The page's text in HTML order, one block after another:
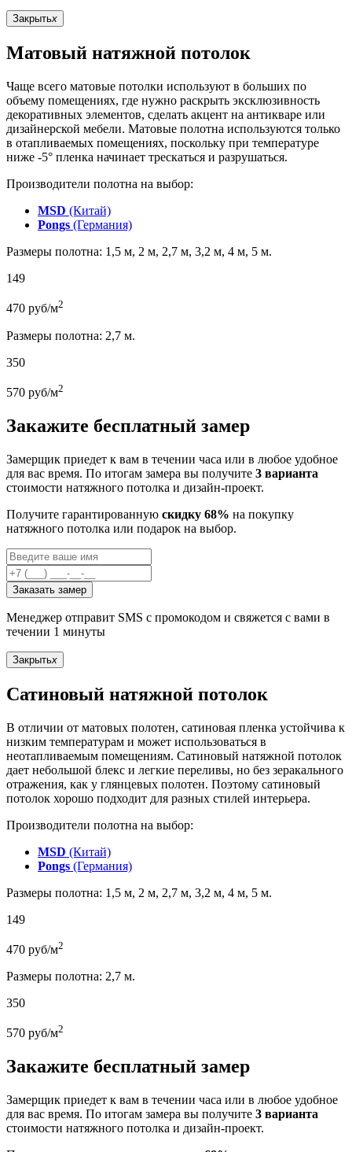
Закрытьx
Матовый натяжной потолок
Чаще всего матовые потолки используют в больших по
объему помещениях, где нужно раскрыть эксклюзивность
декоративных элементов, сделать акцент на антикваре или
дизайнерской мебели. Матовые полотна используются только
в отапливаемых помещениях, поскольку при температуре
ниже -5° пленка начинает трескаться и разрушаться.
Производители полотна на выбор:
MSD (Китай)
Pongs (Германия)
Размеры полотна: 1,5 м, 2 м, 2,7 м, 3,2 м, 4 м, 5 м.
149
470 руб/м2
Размеры полотна: 2,7 м.
350
570 руб/м2
Закажите бесплатный замер
Замерщик приедет к вам в течении часа или в любое удобное
для вас время. По итогам замера вы получите 3 варианта
стоимости натяжного потолка и дизайн-проект.
Получите гарантированную скидку 68% на покупку
натяжного потолка или подарок на выбор.
Заказать замер
Менеджер отправит SMS с промокодом и свяжется с вами в
течении 1 минуты
Закрытьx
Сатиновый натяжной потолок
В отличии от матовых полотен, сатиновая пленка устойчива к
низким температурам и может использоваться в
неотапливаемым помещениям. Сатиновый натяжной потолок
дает небольшой блекс и легкие переливы, но без зеракального
отражения, как у глянцевых полотен. Поэтому сатиновый
потолок хорошо подходит для разных стилей интерьера.
Производители полотна на выбор:
MSD (Китай)
Pongs (Германия)
Размеры полотна: 1,5 м, 2 м, 2,7 м, 3,2 м, 4 м, 5 м.
149
470 руб/м2
Размеры полотна: 2,7 м.
350
570 руб/м2
Закажите бесплатный замер
Замерщик приедет к вам в течении часа или в любое удобное
для вас время. По итогам замера вы получите 3 варианта
стоимости натяжного потолка и дизайн-проект.